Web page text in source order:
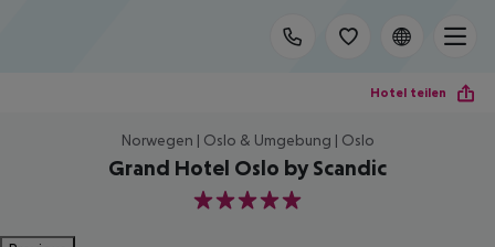
Hotel teilen
Norwegen | Oslo & Umgebung | Oslo
Grand Hotel Oslo by Scandic
5